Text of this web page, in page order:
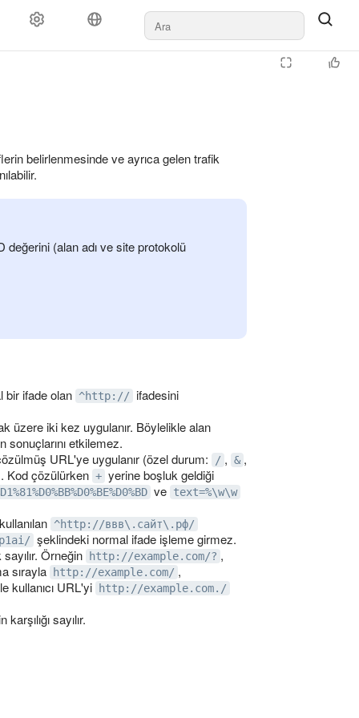
belirlenmesinde ve ayrıca gelen trafik
değerini (alan adı ve site protokolü
bir ifade olan ^http://
ifadesini
üzere iki kez uygulanır. Böylelikle alan
sonuçlarını etkilemez.
URL'ye uygulanır (özel durum:
/ , & ,
Kod çözülürken + yerine boşluk geldiği
ve text=%\w\w
^http://ввв\.сайт\.рф/
şeklindeki normal ifade işleme girmez.
Örneğin
http://example.com/? ,
sırayla
http://example.com/ ,
kullanıcı URL'yi
http://example.com./
sayılır.